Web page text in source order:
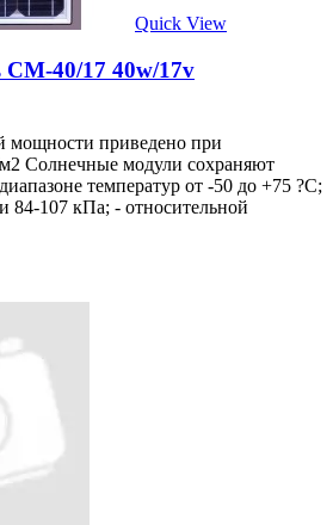
Quick View
40/17 40w/17v
мощности приведено при
Солнечные модули сохраняют
температур от -50 до +75 ?С;
84-107 кПа; - относительной